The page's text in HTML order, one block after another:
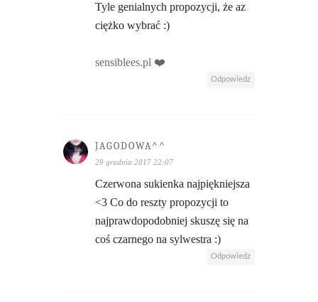
Tyle genialnych propozycji, że az
ciężko wybrać :)
sensiblees.pl ❤️
Odpowiedz
JAGODOWA^^
29 grudnia 2017 22:07
Czerwona sukienka najpiękniejsza
<3 Co do reszty propozycji to
najprawdopodobniej skuszę się na
coś czarnego na sylwestra :)
Odpowiedz